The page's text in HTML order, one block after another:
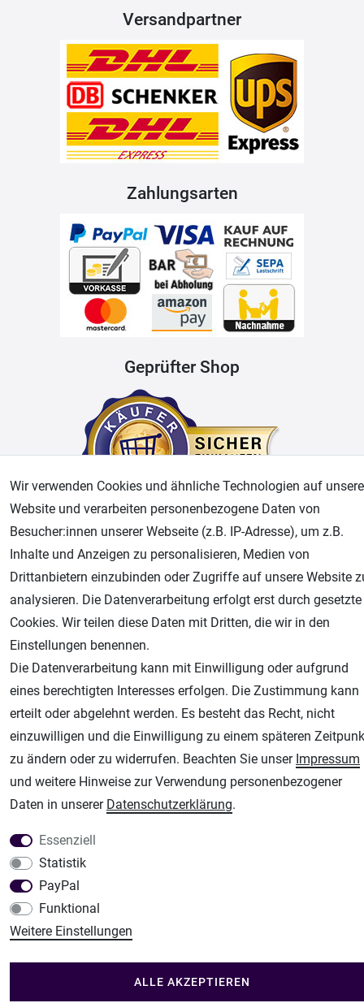
Versandpartner
Zahlungsarten
Geprüfter Shop
AGB Widerrufsrecht Datenschutz
Unsere weiteren Shops:
Airbrush-City
Fachhandel für: Airbrushpistolen, Kompressoren, Airbrushfarben
Modellbau-City
Modellbau Shop
Plotter-City
Schneideplotter, Transferpressen, Siebdruck und Plotterfolien
Im Shop Kaufen
Küchen Zubehör - Haus/Garten - Tierbedarf
Wir verwenden Cookies und ähnliche Technologien auf
Website und verarbeiten personenbezogene Daten von
Besucher:innen unserer Webseite (z.B. IP-Adresse), um z.B.
Inhalte und Anzeigen zu personalisieren, Medien von
Drittanbietern einzubinden oder Zugriffe auf unsere Website
analysieren. Die Datenverarbeitung erfolgt erst durch gesetzte
Cookies. Wir teilen diese Daten mit Dritten, die wir in den
Einstellungen benennen.
Die Datenverarbeitung kann mit Einwilligung oder aufgrund
eines berechtigten Interesses erfolgen. Die Zustimmung kann
erteilt oder abgelehnt werden. Es besteht das Recht, nicht
einzuwilligen und die Einwilligung zu einem späteren
zu ändern oder zu widerrufen. Beachten Sie unser Impressum
und weitere Hinweise zur Verwendung personenbezogener
Daten in unserer Daten­schutz­erklärung.
Essenziell
Statistik
PayPal
Funktional
Weitere Einstellungen
ALLE AKZEPTIEREN